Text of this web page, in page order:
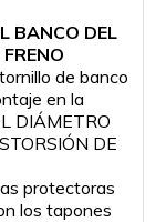
BANCO DEL
de banco
en la
DIÁMETRO
DE
protectoras
los tapones